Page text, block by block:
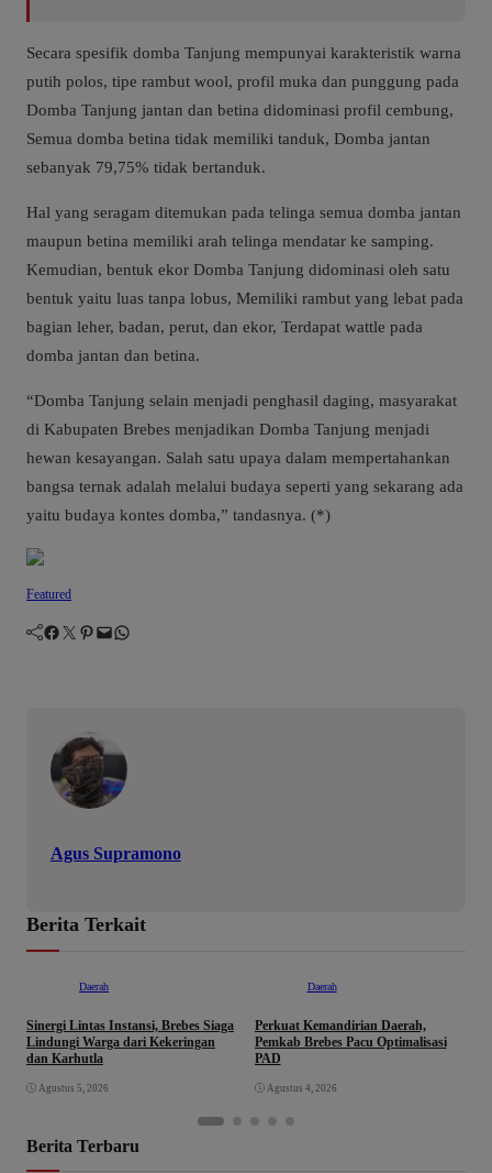
Secara spesifik domba Tanjung mempunyai karakteristik warna
putih polos, tipe rambut wool, profil muka dan punggung pada
Domba Tanjung jantan dan betina didominasi profil cembung,
Semua domba betina tidak memiliki tanduk, Domba jantan
sebanyak 79,75% tidak bertanduk.
Hal yang seragam ditemukan pada telinga semua domba jantan
maupun betina memiliki arah telinga mendatar ke samping.
Kemudian, bentuk ekor Domba Tanjung didominasi oleh satu
bentuk yaitu luas tanpa lobus, Memiliki rambut yang lebat pada
bagian leher, badan, perut, dan ekor, Terdapat wattle pada
domba jantan dan betina.
“Domba Tanjung selain menjadi penghasil daging, masyarakat
di Kabupaten Brebes menjadikan Domba Tanjung menjadi
hewan kesayangan. Salah satu upaya dalam mempertahankan
bangsa ternak adalah melalui budaya seperti yang sekarang ada
yaitu budaya kontes domba,” tandasnya. (*)
Featured
Facebook Twitter Pinterest Mail WhatsApp
Agus Supramono
Berita Terkait
Daerah
Sinergi Lintas Instansi, Brebes Siaga
Lindungi Warga dari Kekeringan
dan Karhutla
Agustus 5, 2026
Daerah
Perkuat Kemandirian Daerah,
Pemkab Brebes Pacu Optimalisasi
PAD
Agustus 4, 2026
Berita Terbaru